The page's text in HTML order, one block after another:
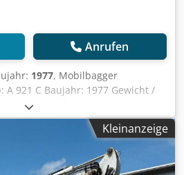
Anrufen
1977, Mobilbagger
A 921 C Baujahr: 1977 Gewicht /
kg Transportlänge: ca. 8,50 –
2,48 – 2,50 m Höhe (über
m Motor & Antrieb Motortyp: Deutz
Saugdiesel) Leistung: ca.
bei 2.300 U/min Hubraum: 5,6
Kleinanzeige